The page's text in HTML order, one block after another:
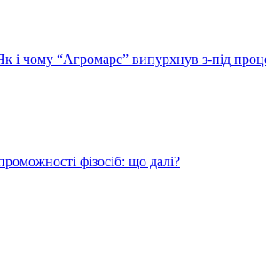
і чому “Агромарс” випурхнув з-під
фізосіб: що далі?